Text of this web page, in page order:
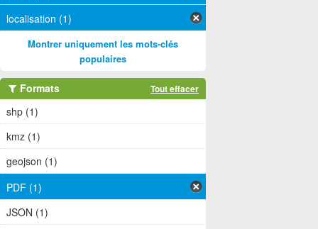
localisation (1)
Montrer uniquement les mots-clés
populaires
Formats Tout effacer
shp (1)
kmz (1)
geojson (1)
PDF (1)
JSON (1)